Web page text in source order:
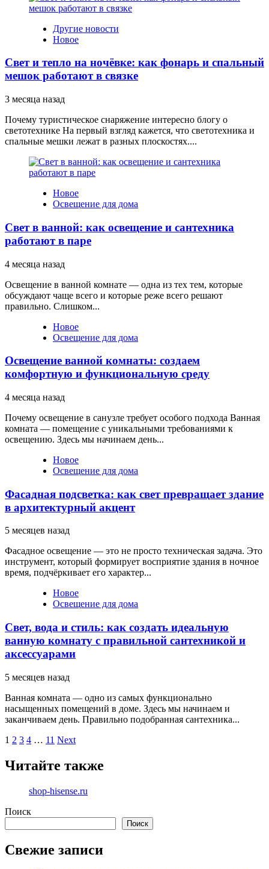
Другие новости
Новое
Свет и тепло на ночёвке: как фонарь и спальный
мешок работают в связке
3 месяца назад
Почему туристическое снаряжение интересно блогу о
светотехнике На первый взгляд кажется, что светотехника и
спальные мешки лежат в разных плоскостях....
Новое
Освещение для дома
Свет в ванной: как освещение и сантехника
работают в паре
4 месяца назад
Освещение в ванной комнате — одна из тех тем, которые
обсуждают чаще всего и которые реже всего решают
правильно. Слишком...
Новое
Освещение для дома
Освещение ванной комнаты: создаем
комфортную и функциональную среду
4 месяца назад
Почему освещение в санузле требует особого подхода Ванная
комната — помещение с уникальными требованиями к
освещению. Здесь мы начинаем день...
Новое
Освещение для дома
Фасадная подсветка: как свет превращает здание
в архитектурный акцент
5 месяцев назад
Фасадное освещение — это не просто техническая задача. Это
инструмент, который формирует восприятие здания в ночное
время, подчёркивает его характер...
Новое
Освещение для дома
Свет, вода и стиль: как создать идеальную
ванную комнату с правильной сантехникой и
аксессуарами
5 месяцев назад
Ванная комната — одно из самых функционально
насыщенных помещений в доме. Здесь мы начинаем и
заканчиваем день. Правильно подобранная сантехника...
Пагинация
записей
1 2 3 4 … 11 Next
Читайте также
shop-hisense.ru
Поиск
Поиск
Свежие записи